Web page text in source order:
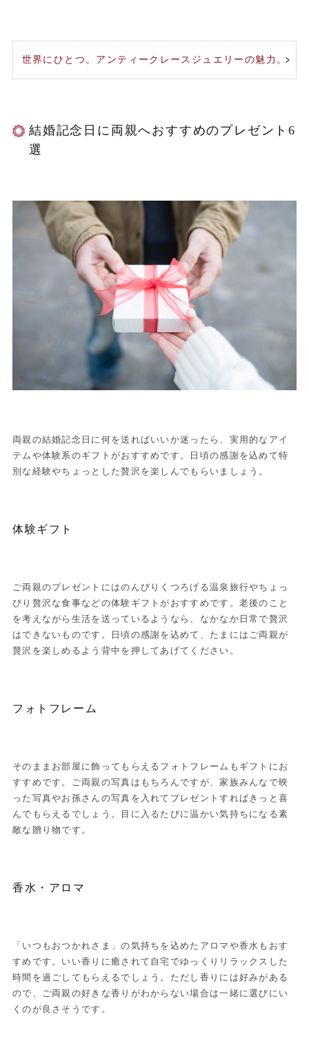
世界にひとつ。アンティークレースジュエリーの魅力。
結婚記念日に両親へおすすめのプレゼント6
選
両親の結婚記念日に何を送ればいいか迷ったら、実用的なアイ
テムや体験系のギフトがおすすめです。日頃の感謝を込めて特
別な経験やちょっとした贅沢を楽しんでもらいましょう。
体験ギフト
ご両親のプレゼントにはのんびりくつろげる温泉旅行やちょっ
ぴり贅沢な食事などの体験ギフトがおすすめです。老後のこと
を考えながら生活を送っているようなら、なかなか日常で贅沢
はできないものです。日頃の感謝を込めて、たまにはご両親が
贅沢を楽しめるよう背中を押してあげてください。
フォトフレーム
そのままお部屋に飾ってもらえるフォトフレームもギフトにお
すすめです。ご両親の写真はもちろんですが、家族みんなで映
った写真やお孫さんの写真を入れてプレゼントすればきっと喜
んでもらえるでしょう。目に入るたびに温かい気持ちになる素
敵な贈り物です。
香水・アロマ
「いつもおつかれさま」の気持ちを込めたアロマや香水もおす
すめです。いい香りに癒されて自宅でゆっくりリラックスした
時間を過ごしてもらえるでしょう。ただし香りには好みがある
ので、ご両親の好きな香りがわからない場合は一緒に選びにい
くのが良さそうです。